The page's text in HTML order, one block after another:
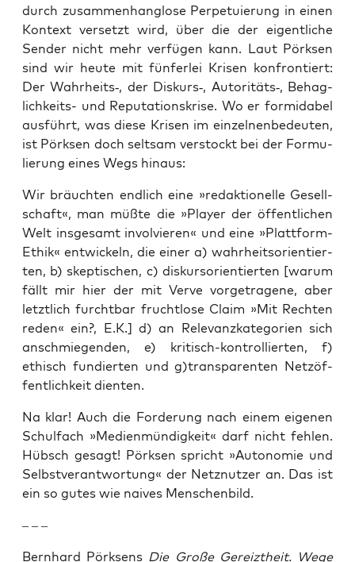
durch zusam­men­hang­lo­se Per­p­etu­ie­rung in einen
Kon­text ver­setzt wird, über die der eigent­li­che
Sen­der nicht mehr ver­fü­gen kann. Laut Pörk­sen
sind wir heu­te mit fün­fer­lei Kri­sen kon­fron­tiert:
Der Wahrheits‑, der Diskurs‑, Autoritäts‑, Behag­
lich­keits- und Repu­ta­ti­ons­kri­se. Wo er for­mi­da­bel
aus­führt, was die­se Kri­sen im ein­zel­nen­be­deu­ten,
ist Pörk­sen doch selt­sam ver­stockt bei der For­mu­
lie­rung eines Wegs hinaus:
Wir bräuch­ten end­lich eine »redak­tio­nel­le Gesell­
schaft«, man müß­te die »Play­er der öffent­li­chen
Welt ins­ge­samt invol­vie­ren« und eine »Platt­form-
Ethik« ent­wi­ckeln, die einer a) wahr­heits­ori­en­tier­
ten, b) skep­ti­schen, c) dis­kurs­ori­en­tier­ten [war­um
fällt mir hier der mit Ver­ve vor­ge­tra­ge­ne, aber
letzt­lich furcht­bar frucht­lo­se Cla­im »Mit Rech­ten
reden« ein?, E.K.] d) an Rele­vanz­ka­te­go­rien sich
anschmie­gen­den, e) kri­tisch-kon­trol­lier­ten, f)
ethisch fun­dier­ten und g)transparenten Netz­öf­
fent­lich­keit dienten.
Na klar! Auch die For­de­rung nach einem eige­nen
Schul­fach »Medi­en­mün­dig­keit« darf nicht feh­len.
Hübsch gesagt! Pörk­sen spricht »Auto­no­mie und
Selbst­ver­ant­wor­tung« der Netz­nut­zer an. Das ist
ein so gutes wie nai­ves Menschenbild.
– – –
Bern­hard Pörk­sens Die Gro­ße Gereizt­heit. Wege